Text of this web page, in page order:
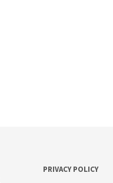
PRIVACY POLICY